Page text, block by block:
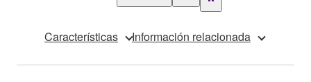
Características Información relacionada